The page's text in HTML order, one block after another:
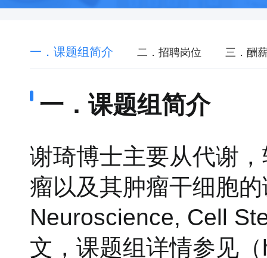
一．课题组简介 二．招聘岗位 三．酬
一．课题组简介
谢琦博士主要从代谢
瘤以及其肿瘤干细胞
Neuroscience, Cell
文，课题组详情参见